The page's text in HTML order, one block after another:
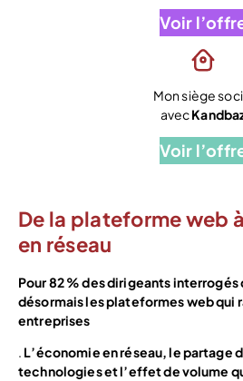
Voir
Mon siège
avec
Voir
De la plateforme web
en réseau
Pour 82 % des dirigeants interrogés
désormais les plateformes web qui
entreprises
. L’économie en réseau, le partage
technologies et l’effet de volume